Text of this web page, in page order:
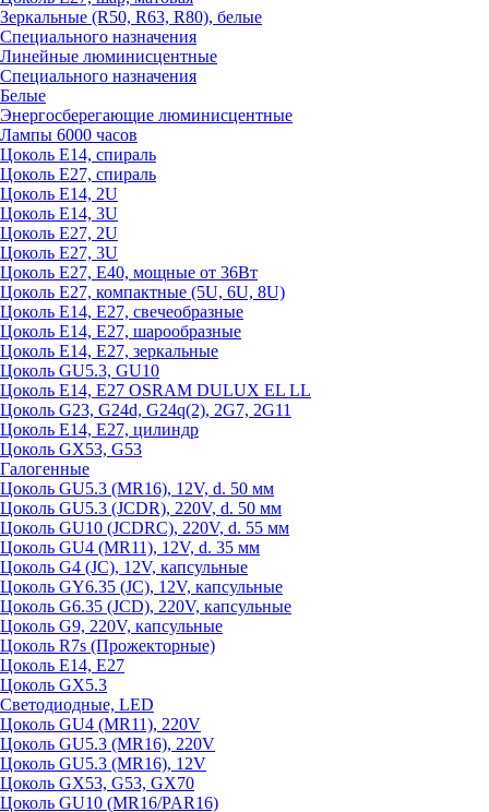
Зеркальные (R50, R63, R80), белые
Специального назначения
Линейные люминисцентные
Специального назначения
Белые
Энергосберегающие люминисцентные
Лампы 6000 часов
Цоколь Е14, спираль
Цоколь Е27, спираль
Цоколь Е14, 2U
Цоколь Е14, 3U
Цоколь Е27, 2U
Цоколь Е27, 3U
Цоколь Е27, Е40, мощные от 36Вт
Цоколь Е27, компактные (5U, 6U, 8U)
Цоколь Е14, Е27, свечеобразные
Цоколь Е14, Е27, шарообразные
Цоколь Е14, Е27, зеркальные
Цоколь GU5.3, GU10
Цоколь Е14, Е27 OSRAM DULUX EL LL
Цоколь G23, G24d, G24q(2), 2G7, 2G11
Цоколь Е14, Е27, цилиндр
Цоколь GX53, G53
Галогенные
Цоколь GU5.3 (MR16), 12V, d. 50 мм
Цоколь GU5.3 (JCDR), 220V, d. 50 мм
Цоколь GU10 (JCDRC), 220V, d. 55 мм
Цоколь GU4 (MR11), 12V, d. 35 мм
Цоколь G4 (JC), 12V, капсульные
Цоколь GY6.35 (JC), 12V, капсульные
Цоколь G6.35 (JCD), 220V, капсульные
Цоколь G9, 220V, капсульные
Цоколь R7s (Прожекторные)
Цоколь E14, E27
Цоколь GX5.3
Светодиодные, LED
Цоколь GU4 (MR11), 220V
Цоколь GU5.3 (MR16), 220V
Цоколь GU5.3 (MR16), 12V
Цоколь GX53, G53, GX70
Цоколь GU10 (MR16/PAR16)